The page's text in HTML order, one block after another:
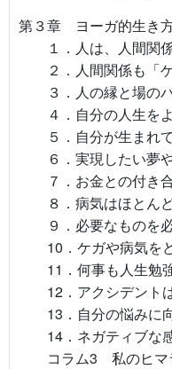
第３章 ヨーガ的生き
１．人は、人間関
２．人間関係も「
３．人の縁と場の
４．自分の人生をよ
５．自分が生まれて
６．実現したい夢や
７．お金との付き
８．病気はほとんど
９．必要なものを必
10．ケガや病気を
11．何事も人生勉
12．アクシデント
13．自分の悩みに
14．ネガティブな
コラム3 私のヒマ